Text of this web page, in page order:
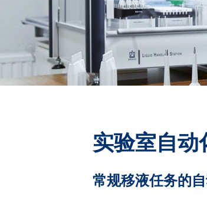
实验室自动
常规移液任务的